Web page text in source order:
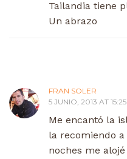
Tailandia tiene
Un abrazo
FRAN SOLER
5 JUNIO, 2013 AT 15:25
Me encantó la
la recomiendo
noches me